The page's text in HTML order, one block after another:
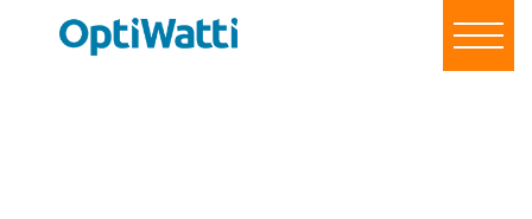
Spara energi & pengar
För företag & organisationer